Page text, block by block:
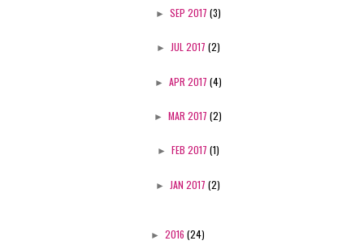
► SEP 2017 (3)
► JUL 2017 (2)
► APR 2017 (4)
► MAR 2017 (2)
► FEB 2017 (1)
► JAN 2017 (2)
► 2016 (24)